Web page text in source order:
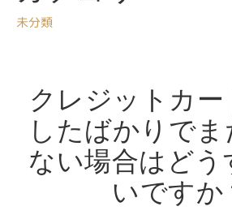
未分類
クレジットカ
したばかりで
ない場合はどう
いですか